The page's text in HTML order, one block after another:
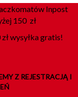
Inpost
150 zł
wysyłka gratis!
Z REJESTRACJĄ I